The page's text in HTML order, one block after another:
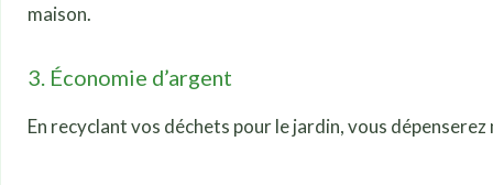
maison.
3. Économie d’argent
En recyclant vos déchets pour le jardin, vous